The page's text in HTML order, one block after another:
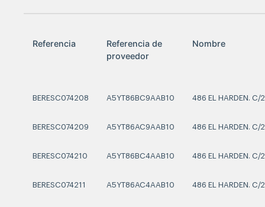
Referencia
Referencia de
proveedor
Nombre
BERESC074208 A5YT86BC9AAB10 486 EL HARDEN. C/
BERESC074209 A5YT86AC9AAB10 486 EL HARDEN. C/
BERESC074210 A5YT86BC4AAB10 486 EL HARDEN. C/
BERESC074211 A5YT86AC4AAB10 486 EL HARDEN. C/